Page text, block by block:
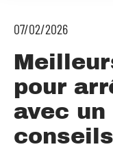
07/02/2026
pour
avec